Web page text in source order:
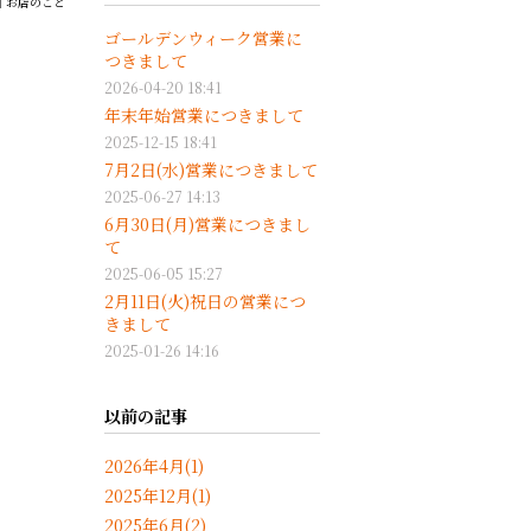
ゴールデンウィーク営業に
つきまして
2026-04-20 18:41
年末年始営業につきまして
2025-12-15 18:41
7月2日(水)営業につきまして
2025-06-27 14:13
6月30日(月)営業につきまし
て
2025-06-05 15:27
2月11日(火)祝日の営業につ
きまして
2025-01-26 14:16
以前の記事
2026年4月(1)
2025年12月(1)
2025年6月(2)